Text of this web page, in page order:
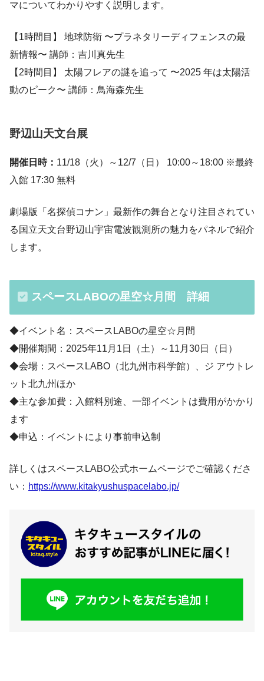
マについてわかりやすく説明します。
【1時間目】 地球防衛 〜プラネタリーディフェンスの最
新情報〜 講師：吉川真先生
【2時間目】 太陽フレアの謎を追って 〜2025 年は太陽活
動のピーク〜 講師：鳥海森先生
野辺山天文台展
開催日時： 11/18（火）～12/7（日） 10:00～18:00 ※最終
入館 17:30 無料
劇場版「名探偵コナン」最新作の舞台となり注目されてい
る国立天文台野辺山宇宙電波観測所の魅力をパネルで紹介
します。
スペースLABOの星空☆月間 詳細
◆イベント名：スペースLABOの星空☆月間
◆開催期間：2025年11月1日（土）～11月30日（日）
◆会場：スペースLABO（北九州市科学館）、ジ アウトレ
ット北九州ほか
◆主な参加費：入館料別途、一部イベントは費用がかかり
ます
◆申込：イベントにより事前申込制
詳しくはスペースLABO公式ホームページでご確認くださ
い： https://www.kitakyushuspacelabo.jp/